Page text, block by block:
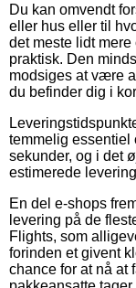
Du kan omvendt
eller hus eller til
det meste lidt
praktisk. Den
modsiges at være
du befinder dig i
temmelig essentiel
sekunder, og i det
estimerede
En del e-shops
levering på de
Flights, som
forinden et givent
chance for at nå at